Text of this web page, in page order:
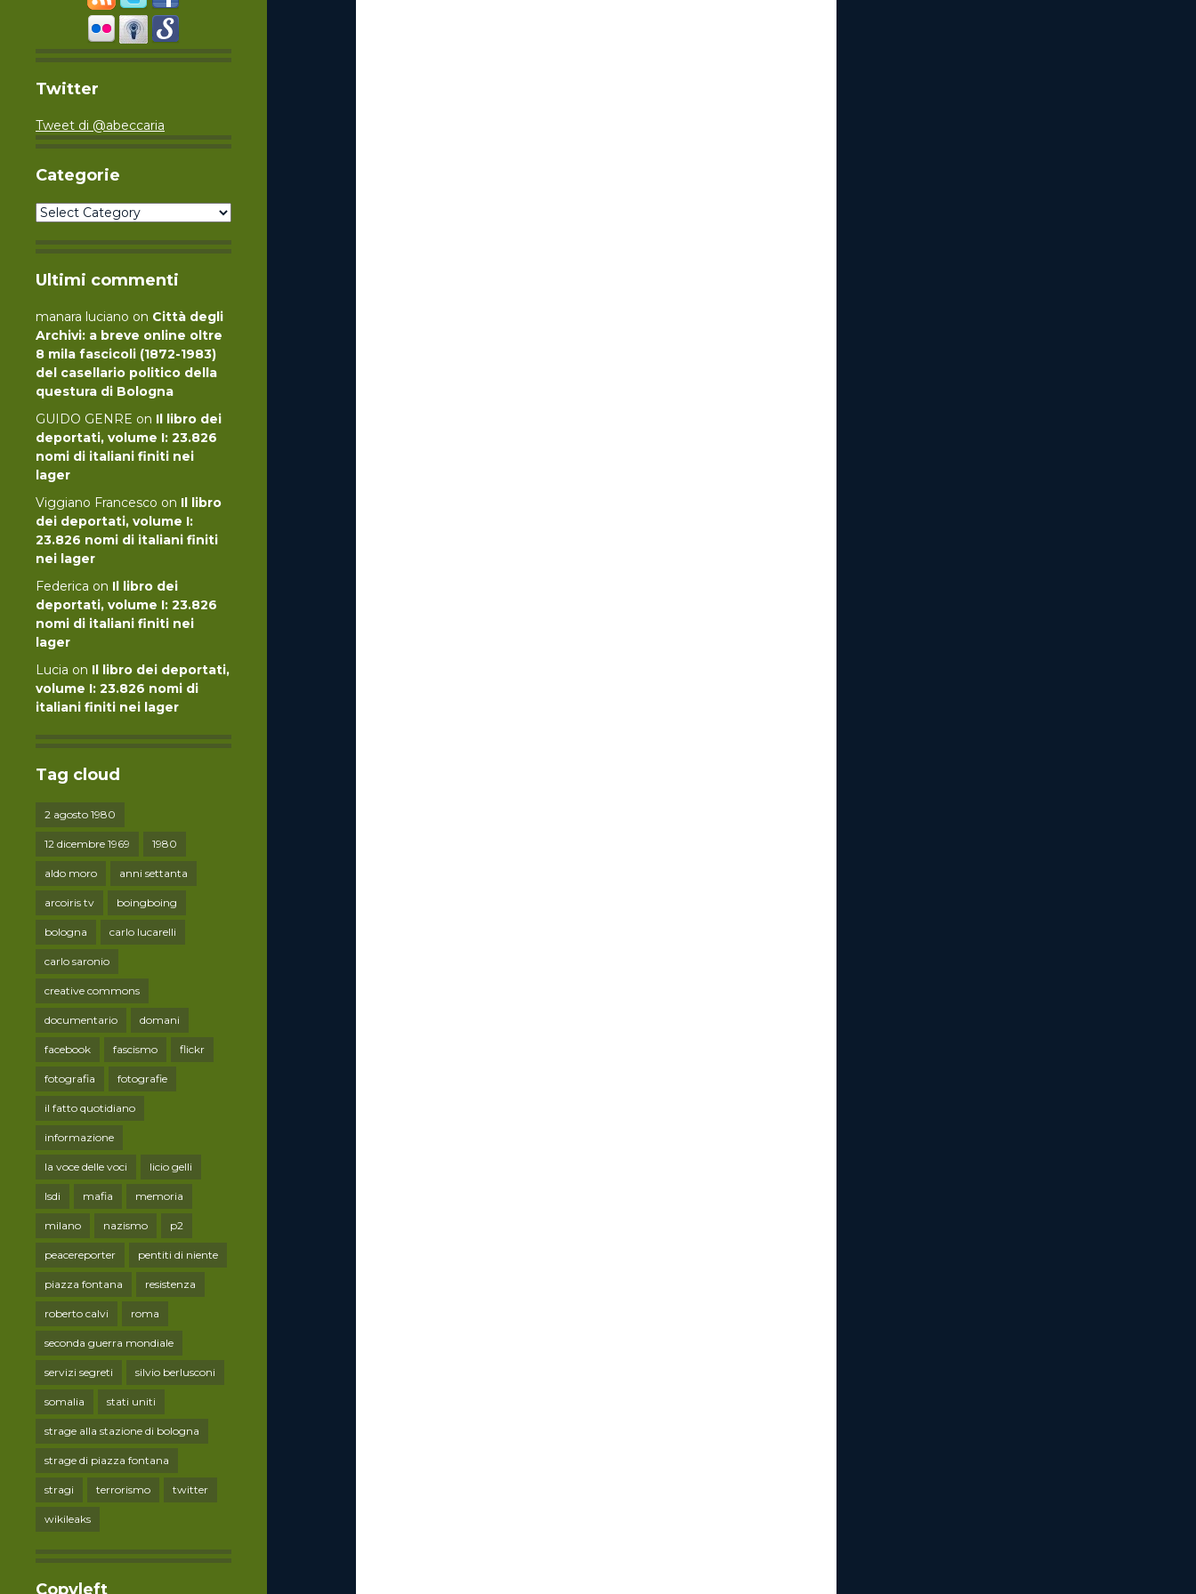
Twitter
Tweet di @abeccaria
Categorie
Categorie
Ultimi commenti
manara luciano on Città degli
Archivi: a breve online oltre
8 mila fascicoli (1872-1983)
del casellario politico della
questura di Bologna
GUIDO GENRE on Il libro dei
deportati, volume I: 23.826
nomi di italiani finiti nei
lager
Viggiano Francesco on Il libro
dei deportati, volume I:
23.826 nomi di italiani finiti
nei lager
Federica on Il libro dei
deportati, volume I: 23.826
nomi di italiani finiti nei
lager
Lucia on Il libro dei deportati,
volume I: 23.826 nomi di
italiani finiti nei lager
Tag cloud
2 agosto 1980
12 dicembre 1969 1980
aldo moro anni settanta
arcoiris tv boingboing
bologna carlo lucarelli
carlo saronio
creative commons
documentario domani
facebook fascismo flickr
fotografia fotografie
il fatto quotidiano
informazione
la voce delle voci licio gelli
lsdi mafia memoria
milano nazismo p2
peacereporter pentiti di niente
piazza fontana resistenza
roberto calvi roma
seconda guerra mondiale
servizi segreti silvio berlusconi
somalia stati uniti
strage alla stazione di bologna
strage di piazza fontana
stragi terrorismo twitter
wikileaks
Copyleft